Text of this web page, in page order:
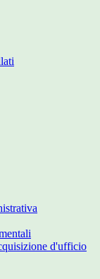
d'ufficio